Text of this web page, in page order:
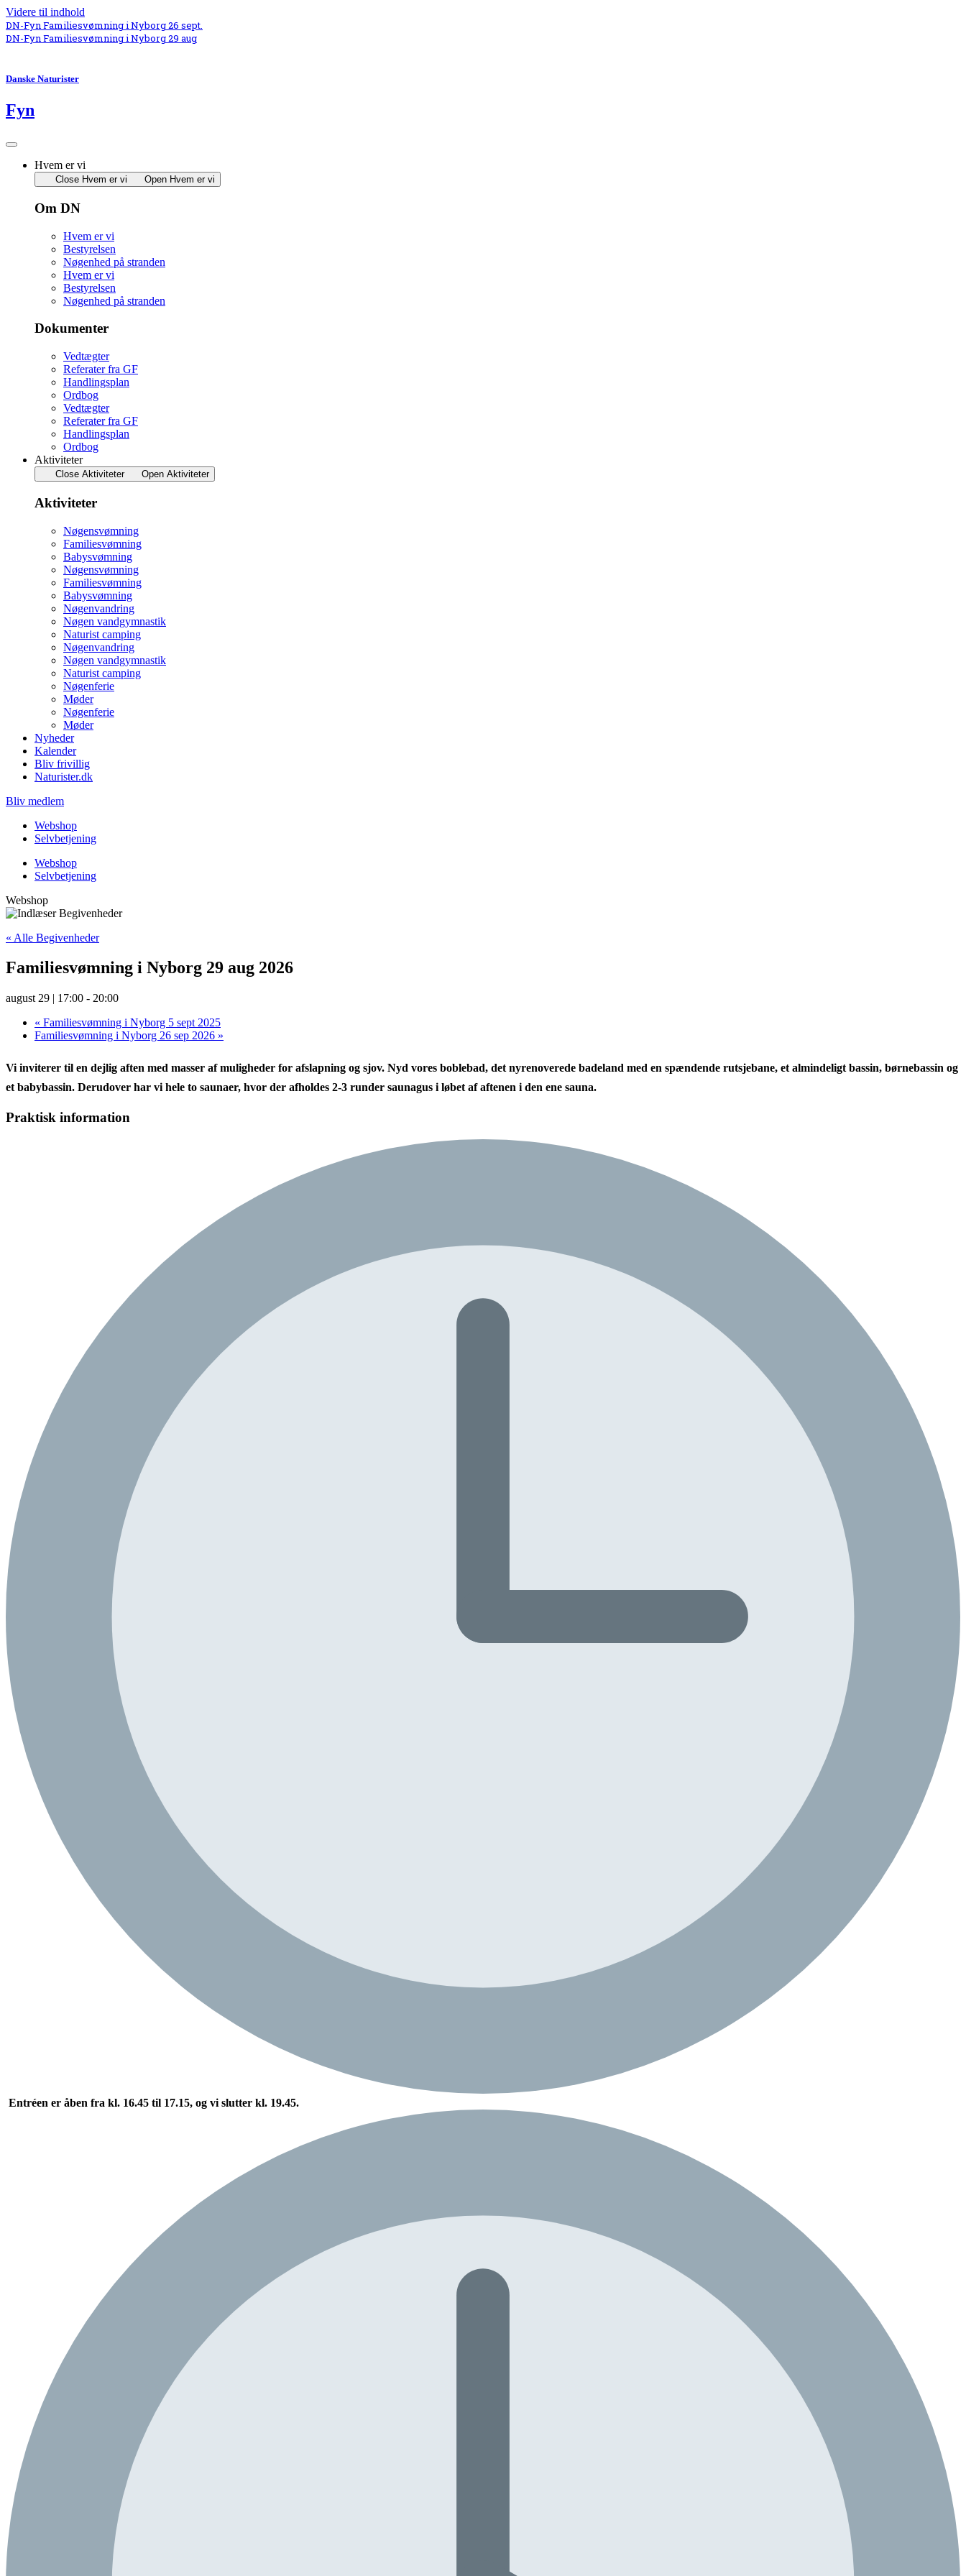
Videre til indhold
DN-Fyn Familiesvømning i Nyborg 26 sept.
DN-Fyn Familiesvømning i Nyborg 29 aug
Danske Naturister
Fyn
Hvem er vi
Close Hvem er vi Open Hvem er vi
Om DN
Hvem er vi
Bestyrelsen
Nøgenhed på stranden
Hvem er vi
Bestyrelsen
Nøgenhed på stranden
Dokumenter
Vedtægter
Referater fra GF
Handlingsplan
Ordbog
Vedtægter
Referater fra GF
Handlingsplan
Ordbog
Aktiviteter
Close Aktiviteter Open Aktiviteter
Aktiviteter
Nøgensvømning
Familiesvømning
Babysvømning
Nøgensvømning
Familiesvømning
Babysvømning
Nøgenvandring
Nøgen vandgymnastik
Naturist camping
Nøgenvandring
Nøgen vandgymnastik
Naturist camping
Nøgenferie
Møder
Nøgenferie
Møder
Nyheder
Kalender
Bliv frivillig
Naturister.dk
Bliv medlem
Webshop
Selvbetjening
Webshop
Selvbetjening
Webshop
« Alle Begivenheder
Familiesvømning i Nyborg 29 aug 2026
august 29 | 17:00 - 20:00
« Familiesvømning i Nyborg 5 sept 2025
Familiesvømning i Nyborg 26 sep 2026 »
Vi inviterer til en dejlig aften med masser af muligheder for afslapning og sjov. Nyd vores boblebad, det nyrenoverede badeland med en spændende rutsjebane, et almindeligt bassin, børnebassin og
et babybassin. Derudover har vi hele to saunaer, hvor der afholdes 2-3 runder saunagus i løbet af aftenen i den ene sauna.
Praktisk information
Entréen er åben fra kl. 16.45 til 17.15, og vi slutter kl. 19.45.